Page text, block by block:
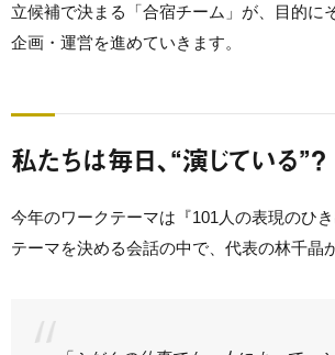
立候補で決まる「合宿チーム」が、目的に
企画・運営を進めていきます。
私たちは毎日、“演じている”？
今年のワークテーマは『101人の表現のひき
テーマを決める会話の中で、代表の林千晶